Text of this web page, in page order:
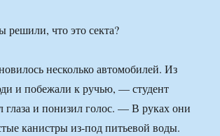
что это секта?
несколько автомобилей. Из
и побежали к ручью, — студент
глаза и понизил голос. — В руках они
канистры из-под питьевой воды.